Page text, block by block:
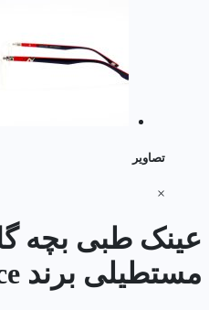
تصاویر
×
عینک طبی بچه
مستطیلی برند New Balance